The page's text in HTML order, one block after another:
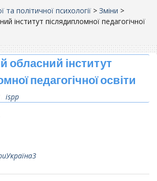
та політичної психології > Зміни >
інститут післядипломної педагогічної
обласний інститут
педагогічної освіти
ispp